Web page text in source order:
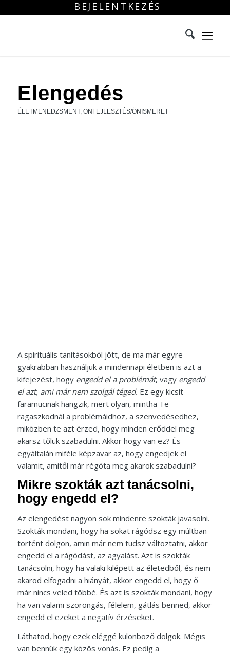
BEJELENTKEZÉS
Elengedés
ÉLETMENEDZSMENT, ÖNFEJLESZTÉS/ÖNISMERET
A spirituális tanításokból jött, de ma már egyre
gyakrabban használjuk a mindennapi életben is azt a
kifejezést, hogy engedd el a problémát, vagy engedd
el azt, ami már nem szolgál téged. Ez egy kicsit
faramucinak hangzik, mert olyan, mintha Te
ragaszkodnál a problémáidhoz, a szenvedésedhez,
miközben te azt érzed, hogy minden erőddel meg
akarsz tőlük szabadulni. Akkor hogy van ez? És
egyáltalán miféle képzavar az, hogy engedjek el
valamit, amitől már régóta meg akarok szabadulni?
Mikre szokták azt tanácsolni,
hogy engedd el?
Az elengedést nagyon sok mindenre szokták javasolni.
Szokták mondani, hogy ha sokat rágódsz egy múltban
történt dolgon, amin már nem tudsz változtatni, akkor
engedd el a rágódást, az agyalást. Azt is szokták
tanácsolni, hogy ha valaki kilépett az életedből, és nem
akarod elfogadni a hiányát, akkor engedd el, hogy ő
már nincs veled többé. És azt is szokták mondani, hogy
ha van valami szorongás, félelem, gátlás benned, akkor
engedd el ezeket a negatív érzéseket.
Láthatod, hogy ezek eléggé különböző dolgok. Mégis
van bennük egy közös vonás. Ez pedig a